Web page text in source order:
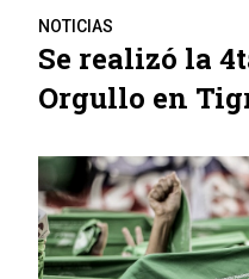
NOTICIAS
Se realizó la
Orgullo en